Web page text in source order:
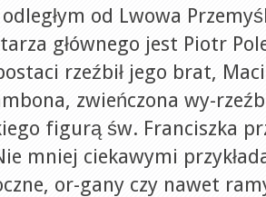
od Lwowa
głównego jest Piotr
rzeźbił jego brat,
zwieńczona wy-
figurą św. Franciszka
mniej ciekawymi
or-gany czy nawet